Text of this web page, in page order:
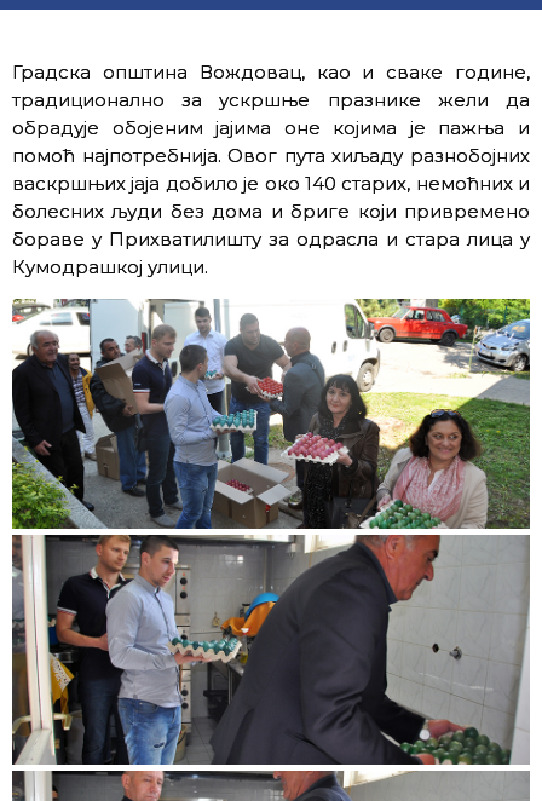
Градска општина Вождовац, као и сваке године,
традиционално за ускршње празнике жели да
обрадује обојеним јајима оне којима је пажња и
помоћ најпотребнија. Овог пута хиљаду разнобојних
васкршњих јаја добило је око 140 старих, немоћних и
болесних људи без дома и бриге који привремено
бораве у Прихватилишту за одрасла и стара лица у
Кумодрашкој улици.